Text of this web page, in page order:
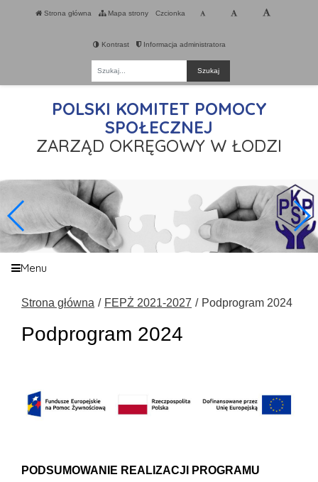
Strona główna Mapa strony Czcionka
Kontrast Informacja administratora
POLSKI KOMITET POMOCY
SPOŁECZNEJ
ZARZĄD OKRĘGOWY W ŁODZI
Menu
Strona główna FEPŻ 2021-2027 Podprogram 2024
Podprogram 2024
PODSUMOWANIE REALIZACJI PROGRAMU